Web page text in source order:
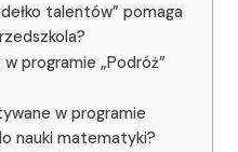
talentów” pomaga
programie „Podróż”
w programie
nauki matematyki?